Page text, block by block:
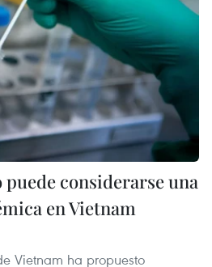
puede considerarse una
en Vietnam
Vietnam ha propuesto